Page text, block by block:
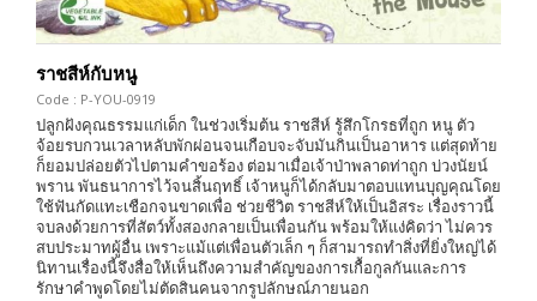
ราชสีห์กับหนู
Code : P-YOU-0919
ปลูกฝังคุณธรรมแก่เด็ก ในช่วงเริ่มต้น ราชสีห์ รู้สึกโกรธที่ถูก หนู ตัว
จ้อยรบกวนเวลาหลับพักผ่อนจนเกือบจะจับมันกินเป็นอาหาร แต่สุดท้าย
ก็ยอมปล่อยตัวไปตามคำขอร้อง ต่อมาเมื่อเจ้าป่าพลาดท่าถูก บ่วงนัยน์
พราน พันธนาการไว้จนสิ้นฤทธิ์ เจ้าหนูก็ได้กลับมาตอบแทนบุญคุณโดย
ใช้ฟันกัดแทะเชือกจนขาดเพื่อ ช่วยชีวิต ราชสีห์ให้เป็นอิสระ เรื่องราวนี้
จบลงด้วยการที่สัตว์ทั้งสองกลายเป็นเพื่อนกัน พร้อมให้แง่คิดว่า ไม่ควร
สบประมาทผู้อื่น เพราะแม้แต่เพื่อนตัวเล็ก ๆ ก็สามารถทำสิ่งที่ยิ่งใหญ่ได้
นิทานเรื่องนี้จึงสื่อให้เห็นถึงความสำคัญของการเกื้อกูลกันและการ
รักษาคำพูดโดยไม่ตัดสินคนจากรูปลักษณ์ภายนอก